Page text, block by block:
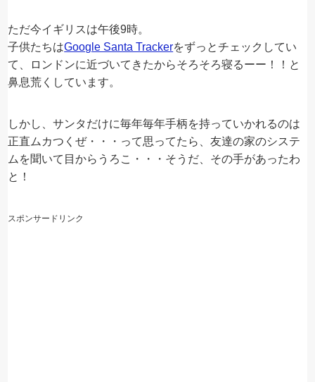
ただ今イギリスは午後9時。
子供たちはGoogle Santa Trackerをずっとチェックしてい
て、ロンドンに近づいてきたからそろそろ寝るーー！！と
鼻息荒くしています。
しかし、サンタだけに毎年毎年手柄を持っていかれるのは
正直ムカつくぜ・・・って思ってたら、友達の家のシステ
ムを聞いて目からうろこ・・・そうだ、その手があったわ
と！
スポンサードリンク